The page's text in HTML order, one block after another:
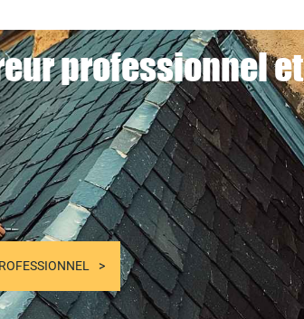
professionnel et